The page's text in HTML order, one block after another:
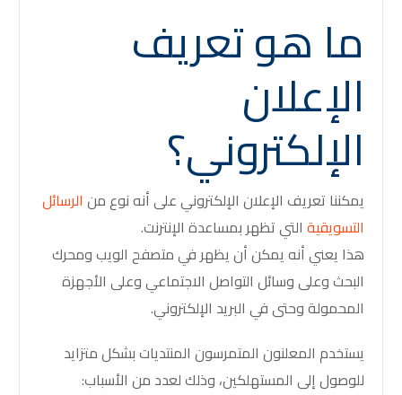
ما هو تعريف
الإعلان
الإلكتروني؟
يمكننا تعريف الإعلان الإلكتروني على أنه نوع من الرسائل
التسويقية التي تظهر بمساعدة الإنترنت.
هذا يعني أنه يمكن أن يظهر في متصفح الويب ومحرك
البحث وعلى وسائل التواصل الاجتماعي وعلى الأجهزة
المحمولة وحتى في البريد الإلكتروني.
يستخدم المعلنون المتمرسون المنتديات بشكل متزايد
للوصول إلى المستهلكين، وذلك لعدد من الأسباب: